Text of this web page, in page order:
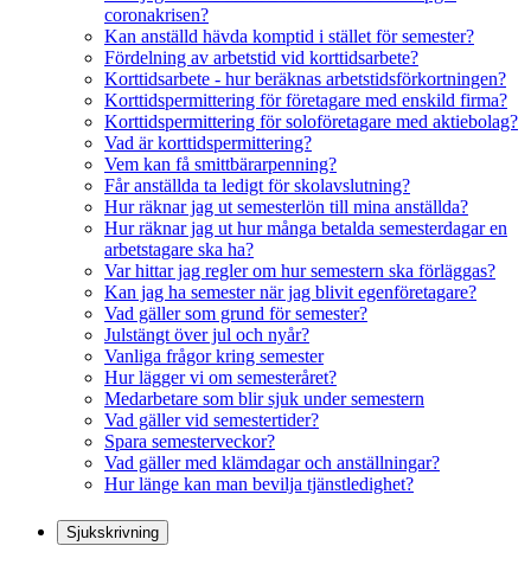
coronakrisen?
Kan anställd hävda komptid i stället för semester?
Fördelning av arbetstid vid korttidsarbete?
Korttidsarbete - hur beräknas arbetstidsförkortningen?
Korttidspermittering för företagare med enskild firma?
Korttidspermittering för soloföretagare med aktiebolag?
Vad är korttidspermittering?
Vem kan få smittbärarpenning?
Får anställda ta ledigt för skolavslutning?
Hur räknar jag ut semesterlön till mina anställda?
Hur räknar jag ut hur många betalda semesterdagar en
arbetstagare ska ha?
Var hittar jag regler om hur semestern ska förläggas?
Kan jag ha semester när jag blivit egenföretagare?
Vad gäller som grund för semester?
Julstängt över jul och nyår?
Vanliga frågor kring semester
Hur lägger vi om semesteråret?
Medarbetare som blir sjuk under semestern
Vad gäller vid semestertider?
Spara semesterveckor?
Vad gäller med klämdagar och anställningar?
Hur länge kan man bevilja tjänstledighet?
Sjukskrivning